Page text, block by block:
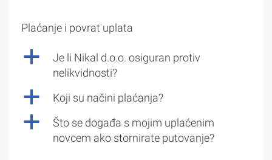
Plaćanje i povrat uplata
a
Je li Nikal d.o.o. osiguran protiv
nelikvidnosti?
a Koji su načini plaćanja?
a
Što se događa s mojim uplaćenim
novcem ako stornirate putovanje?